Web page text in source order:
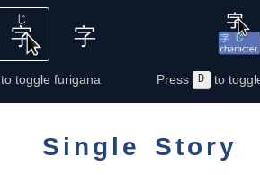
to toggle furigana Press D to
Single Story